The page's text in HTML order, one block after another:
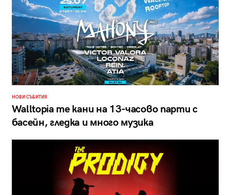
НОВИ СЪБИТИЯ
Walltopia те кани на 13-часово парти с
басейн, гледка и много музика